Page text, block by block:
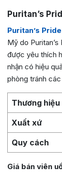
Puritan’s
Puritan’s
Mỹ do
được yêu thích
nhận có hiệu
phòng tránh
Thương hiệu
Xuất xứ
Quy cách
Giá bán viên